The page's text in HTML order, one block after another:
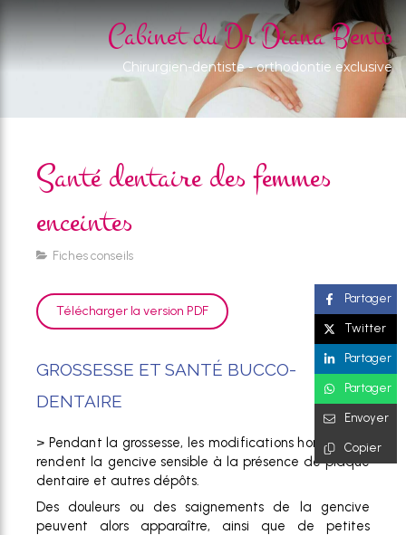
Cabinet du Dr Diana Bento
Chirurgien-dentiste - orthodontie exclusive
Santé dentaire des femmes
enceintes
Fiches conseils
Télécharger la version PDF
GROSSESSE ET SANTÉ BUCCO-
DENTAIRE
> Pendant la grossesse, les modifications hormonales
rendent la gencive sensible à la présence de plaque
dentaire et autres dépôts.
Des douleurs ou des saignements de la gencive
peuvent alors apparaître, ainsi que de petites
Partager
Twitter
Partager
Partager
Envoyer
Copier